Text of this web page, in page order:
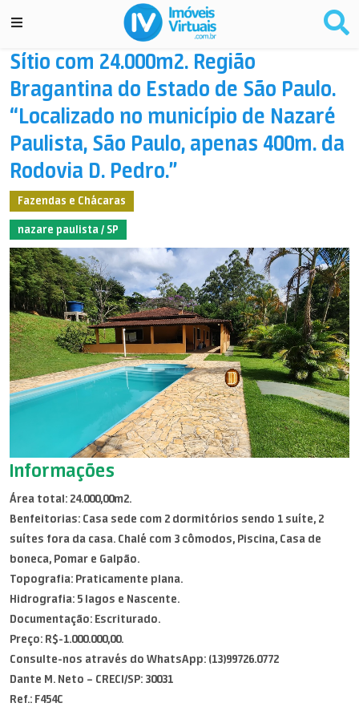
Sítio com 24.000m2. Região
Bragantina do Estado de São Paulo.
“Localizado no município de Nazaré
Paulista, São Paulo, apenas 400m. da
Rodovia D. Pedro.”
Fazendas e Chácaras
nazare paulista / SP
Informações
Área total: 24.000,00m2.
Benfeitorias: Casa sede com 2 dormitórios sendo 1 suíte, 2
suítes fora da casa. Chalé com 3 cômodos, Piscina, Casa de
boneca, Pomar e Galpão.
Topografia: Praticamente plana.
Hidrografia: 5 lagos e Nascente.
Documentação: Escriturado.
Preço: R$-1.000.000,00.
Consulte-nos através do WhatsApp: (13)99726.0772
Dante M. Neto – CRECI/SP: 30031
Ref.: F454C